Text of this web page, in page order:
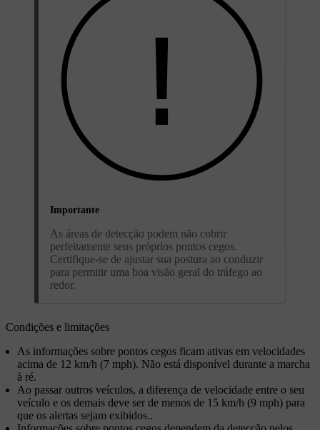
Importante
As áreas de detecção podem não cobrir
perfeitamente seus próprios pontos cegos.
Certifique-se de ajustar sua postura ao conduzir
para permitir uma boa visão geral do tráfego ao
redor.
Condições e limitações
As informações sobre pontos cegos ficam ativas em velocidades
acima de 12 km/h (7 mph). Não está disponível durante a marcha
à ré.
Ao passar outros veículos, a diferença de velocidade entre o seu
veículo e os demais deve ser de menos de 15 km/h (9 mph) para
que os alertas sejam exibidos..